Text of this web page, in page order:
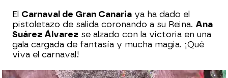
El Carnaval de Gran Canaria ya ha dado el
pistoletazo de salida coronando a su Reina. Ana
Suárez Álvarez se alzado con la victoria en una
gala cargada de fantasía y mucha magia. ¡Qué
viva el carnaval!